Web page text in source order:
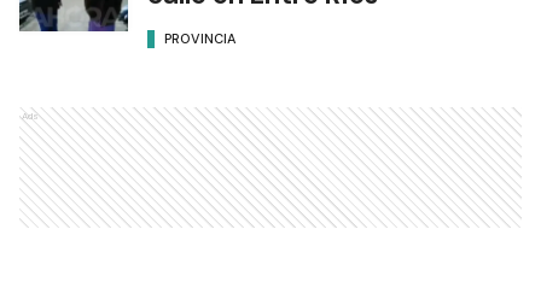
PROVINCIA
Ads